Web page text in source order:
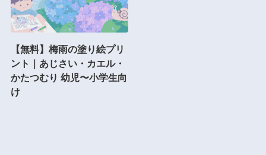
【無料】梅雨の塗り絵プリ
ント｜あじさい・カエル・
かたつむり 幼児〜小学生向
け